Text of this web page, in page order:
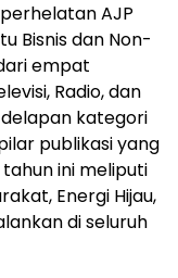
AJP
Bisnis dan Non-
empat
Radio, dan
kategori
publikasi yang
ini meliputi
Energi Hijau,
di seluruh